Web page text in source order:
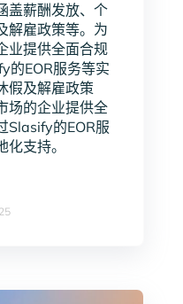
盖薪酬发放、个
解雇政策等。为
业提供全面合规
的EOR服务等实
假及解雇政策
场的企业提供全
Slasify的EOR服
支持。